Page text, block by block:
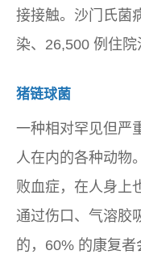
接接触。沙门氏菌
染、26,500 例住院
猪链球菌
一种相对罕见但严
人在内的各种动物
败血症，在人身上
通过伤口、气溶胶
的，60% 的康复者